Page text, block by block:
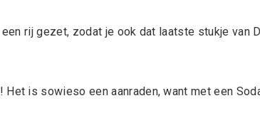
rij gezet, zodat je ook dat laatste stukje van
is sowieso een aanraden, want met een